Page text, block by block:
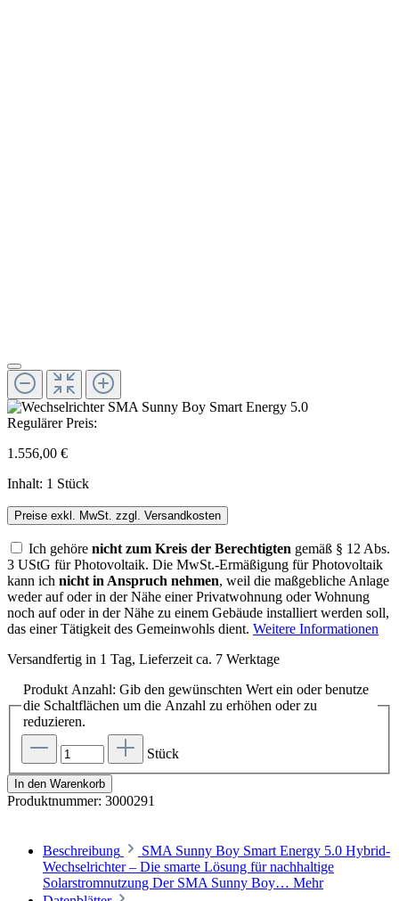
Regulärer Preis:
1.556,00 €
Inhalt: 1 Stück
Preise exkl. MwSt. zzgl. Versandkosten
Ich gehöre nicht zum Kreis der Berechtigten gemäß § 12 Abs.
3 UStG für Photovoltaik. Die MwSt.-Ermäßigung für Photovoltaik
kann ich nicht in Anspruch nehmen, weil die maßgebliche Anlage
weder auf oder in der Nähe einer Privatwohnung oder Wohnung
noch auf oder in der Nähe zu einem Gebäude installiert werden soll,
das einer Tätigkeit des Gemeinwohls dient. Weitere Informationen
Versandfertig in 1 Tag, Lieferzeit ca. 7 Werktage
Produkt Anzahl: Gib den gewünschten Wert ein oder benutze
die Schaltflächen um die Anzahl zu erhöhen oder zu
reduzieren.
Stück
In den Warenkorb
Produktnummer: 3000291
Beschreibung
SMA Sunny Boy Smart Energy 5.0 Hybrid-
Wechselrichter – Die smarte Lösung für nachhaltige
Solarstromnutzung Der SMA Sunny Boy… Mehr